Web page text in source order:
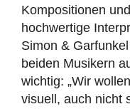
Kompositionen
hochwertige
Simon &
beiden Musikern
wichtig: „Wir
visuell, auch nicht